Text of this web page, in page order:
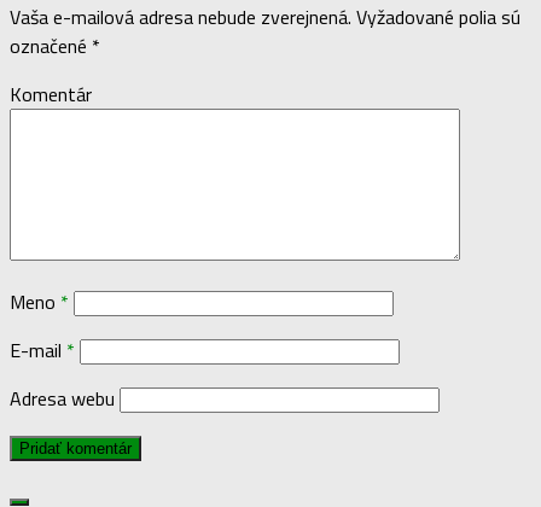
Vaša e-mailová adresa nebude zverejnená. Vyžadované polia sú
označené *
Komentár
Meno *
E-mail *
Adresa webu